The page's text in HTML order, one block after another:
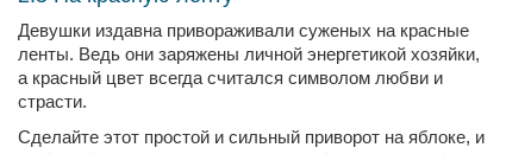
Девушки издавна привораживали суженых на красные
ленты. Ведь они заряжены личной энергетикой хозяйки,
а красный цвет всегда считался символом любви и
страсти.
Сделайте этот простой и сильный приворот на яблоке, и